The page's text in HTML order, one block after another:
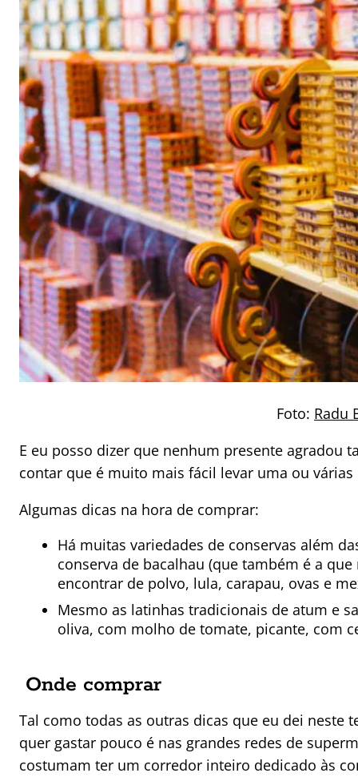
Foto: Radu
E eu posso dizer que nenhum presente agradou
contar que é muito mais fácil levar uma ou
Algumas dicas na hora de comprar:
Há muitas variedades de conservas além
conserva de bacalhau (que também é a
encontrar de polvo, lula, carapau, ovas e
Mesmo as latinhas tradicionais de atum e
oliva, com molho de tomate, picante, com
Onde comprar
Tal como todas as outras dicas que eu dei neste
quer gastar pouco é nas grandes redes de
costumam ter um corredor inteiro dedicado às